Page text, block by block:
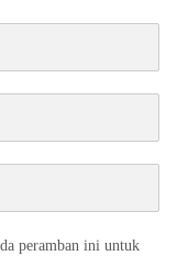
peramban ini untuk